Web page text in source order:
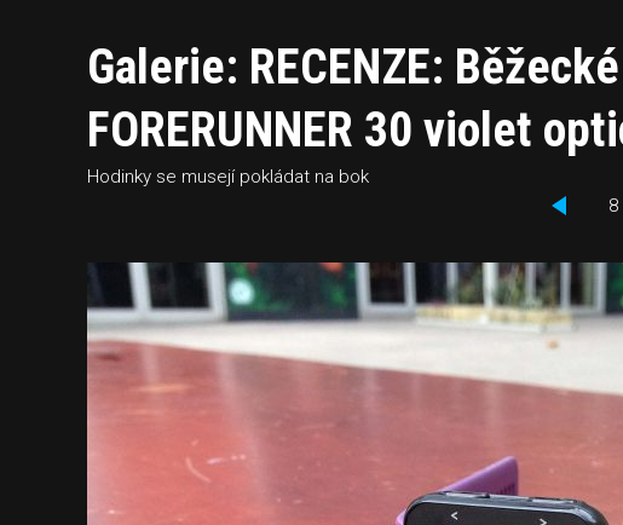
Galerie: RECENZE:
FORERUNNER 30 violet
Hodinky se musejí pokládat na bok